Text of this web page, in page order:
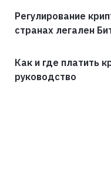
Регулирование
странах легален
Как и где платить
руководство